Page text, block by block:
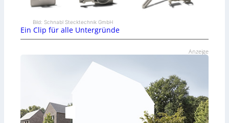
Bild: Schnabl Stecktechnik GmbH
Ein Clip für alle Untergründe
Anzeige